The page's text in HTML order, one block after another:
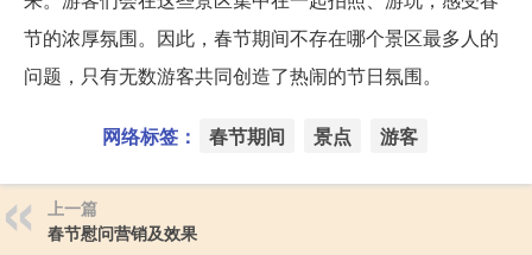
节的浓厚氛围。因此，春节期间不存在哪个景区最多人的
问题，只有无数游客共同创造了热闹的节日氛围。
网络标签： 春节期间 景点 游客
上一篇
春节慰问营销及效果